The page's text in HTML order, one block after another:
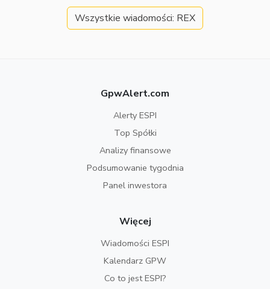
Wszystkie wiadomości: REX
GpwAlert.com
Alerty ESPI
Top Spółki
Analizy finansowe
Podsumowanie tygodnia
Panel inwestora
Więcej
Wiadomości ESPI
Kalendarz GPW
Co to jest ESPI?